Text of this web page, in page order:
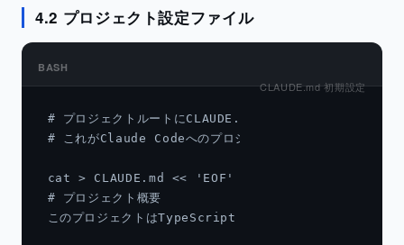
4.2 プロジェクト設定ファイル
BASH
CLAUDE.md 初期設定
# プロジェクトルートにCLAUDE.mdを作成
# これがClaude Codeへのプロジェクト説明になる
cat > CLAUDE.md << 'EOF'
# プロジェクト概要
このプロジェクトはTypeScript + Next.js + PostgreSQL